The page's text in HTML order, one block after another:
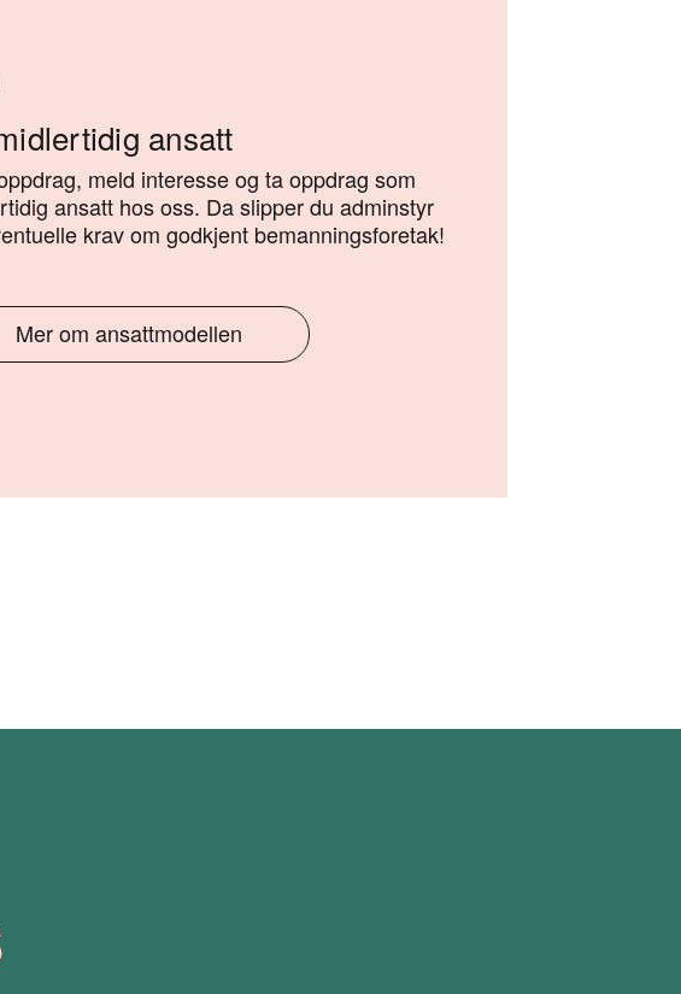
ansatt
meld interesse og ta oppdrag som
ansatt hos oss. Da slipper du adminstyr
krav om godkjent bemanningsforetak!
Mer om ansattmodellen